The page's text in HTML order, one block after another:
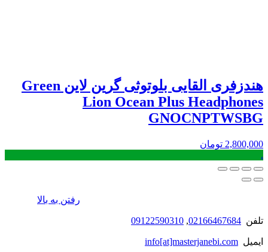
هندزفری القایی بلوتوثی گرین لاین Green
Lion Ocean Plus Headphones
GNOCNPTWSBG
2,800,000 تومان
.
رفتن به بالا
تلفن 02166467684
,
09122590310
ایمیل info[at]masterjanebi.com